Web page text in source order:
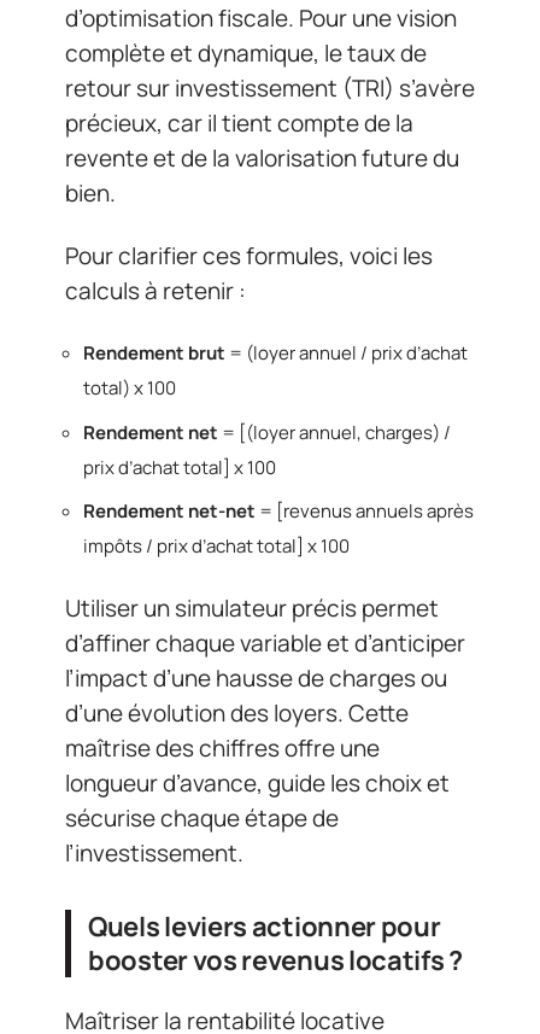
d’optimisation fiscale. Pour une vision
complète et dynamique, le taux de
retour sur investissement (TRI) s’avère
précieux, car il tient compte de la
revente et de la valorisation future du
bien.
Pour clarifier ces formules, voici les
calculs à retenir :
Rendement brut = (loyer annuel / prix d’achat
total) x 100
Rendement net = [(loyer annuel, charges) /
prix d’achat total] x 100
Rendement net-net = [revenus annuels après
impôts / prix d’achat total] x 100
Utiliser un simulateur précis permet
d’affiner chaque variable et d’anticiper
l’impact d’une hausse de charges ou
d’une évolution des loyers. Cette
maîtrise des chiffres offre une
longueur d’avance, guide les choix et
sécurise chaque étape de
l’investissement.
Quels leviers actionner pour
booster vos revenus locatifs ?
Maîtriser la rentabilité locative